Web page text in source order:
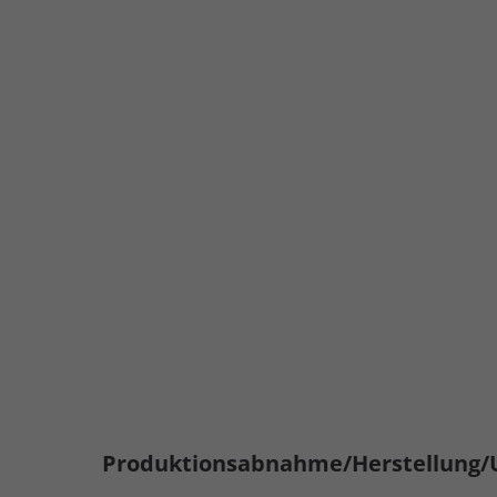
Produktionsabnahme/Herstellung/